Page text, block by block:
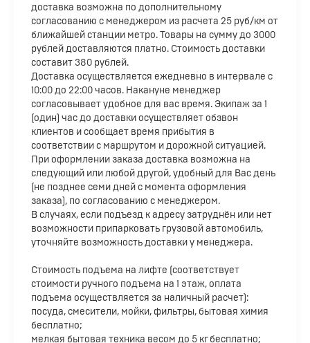
доставка возможна по дополнительному
согласованию с менеджером из расчета 25 руб/км от
ближайшей станции метро. Товары на сумму до 3000
рублей доставляются платно. Стоимость доставки
составит 380 рублей.
Доставка осуществляется ежедневно в интервале с
10:00 до 22:00 часов. Накануне менеджер
согласовывает удобное для вас время. Экипаж за 1
(один) час до доставки осуществляет обзвон
клиентов и сообщает время прибытия в
соответствии с маршрутом и дорожной ситуацией.
При оформлении заказа доставка возможна на
следующий или любой другой, удобный для Вас день
(не позднее семи дней с момента оформления
заказа), по согласованию с менеджером.
В случаях, если подъезд к адресу затруднён или нет
возможности припарковать грузовой автомобиль,
уточняйте возможность доставки у менеджера.
Стоимость подъема на лифте (соответствует
стоимости ручного подъема на 1 этаж, оплата
подъема осуществляется за наличный расчет):
посуда, смесители, мойки, фильтры, бытовая химия
бесплатно;
мелкая бытовая техника весом до 5 кг бесплатно;